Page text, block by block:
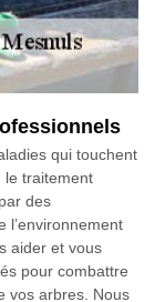
qui touchent
le traitement
des
l’environnement
aider et vous
pour combattre
vos arbres. Nous